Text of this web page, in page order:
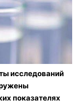
исследований
показателях